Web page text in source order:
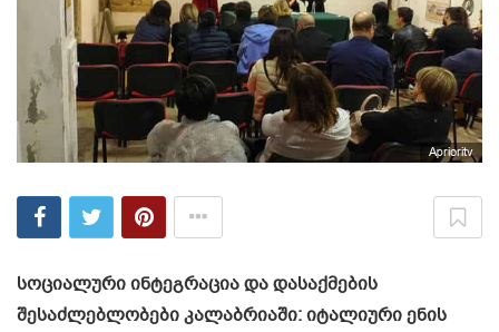
Aprioritv
სოციალური ინტეგრაცია და დასაქმების
შესაძლებლობები კალაბრიაში: იტალიური ენის